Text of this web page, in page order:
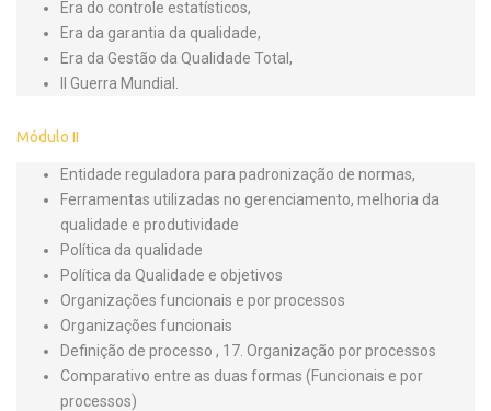
Era do controle estatísticos,
Era da garantia da qualidade,
Era da Gestão da Qualidade Total,
II Guerra Mundial.
Módulo II
Entidade reguladora para padronização de normas,
Ferramentas utilizadas no gerenciamento, melhoria da
qualidade e produtividade
Política da qualidade
Política da Qualidade e objetivos
Organizações funcionais e por processos
Organizações funcionais
Definição de processo , 17. Organização por processos
Comparativo entre as duas formas (Funcionais e por
processos)